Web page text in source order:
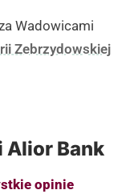
Wadowicami
Zebrzydowskiej
Alior Bank
opinie